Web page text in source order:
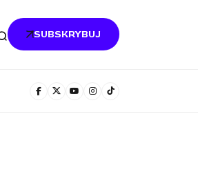
SUBSKRYBUJ